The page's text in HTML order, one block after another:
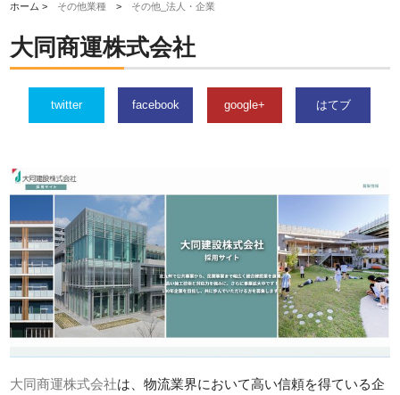
ホーム > その他業種 > その他_法人・企業
大同商運株式会社
twitter facebook google+ はてブ
大同商運株式会社は、物流業界において高い信頼を得ている企